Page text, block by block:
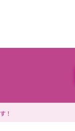
！